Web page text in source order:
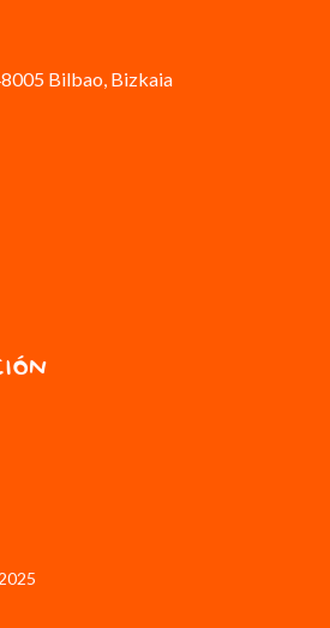
Bilbao, Bizkaia